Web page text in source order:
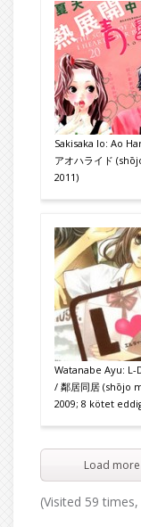
Sakisaka Io: Ao
アオハライド
2011)
Watanabe Ayu: L-
/ 鄰居同居 (shōjo
2009; 8 kötet
Load
(Visited 59